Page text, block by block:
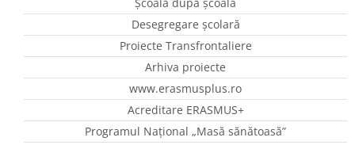
Desegregare școlară
Proiecte Transfrontaliere
Arhiva proiecte
www.erasmusplus.ro
Acreditare ERASMUS+
Programul Național „Masă sănătoasă”